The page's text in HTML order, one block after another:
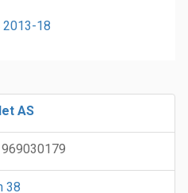
2013-18
AS
969030179
38